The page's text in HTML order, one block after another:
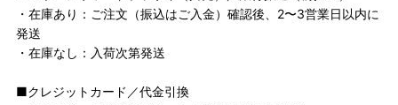
・在庫あり：ご注文（振込はご入金）確認後、2〜3営業日以内に
発送
・在庫なし：入荷次第発送
■クレジットカード／代金引換